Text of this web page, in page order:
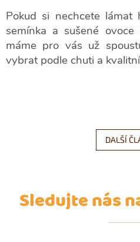
Pokud si nechcete lámat
semínka a sušené ovoce
máme pro vás už
vybrat podle chuti a
DALŠÍ
Sledujte nás